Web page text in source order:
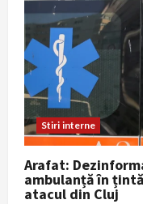
Stiri interne
Arafat:
ambulanță în
atacul din Cluj